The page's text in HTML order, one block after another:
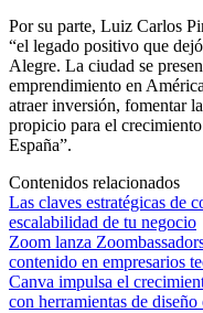
Por su parte, Luiz Carlos
“el legado positivo que
Alegre. La ciudad se
emprendimiento en
atraer inversión, fomentar
propicio para el
España”.
Contenidos relacionados
Las claves estratégicas de
escalabilidad de tu negocio
Zoom lanza
contenido en empresarios
Canva impulsa el
con herramientas de